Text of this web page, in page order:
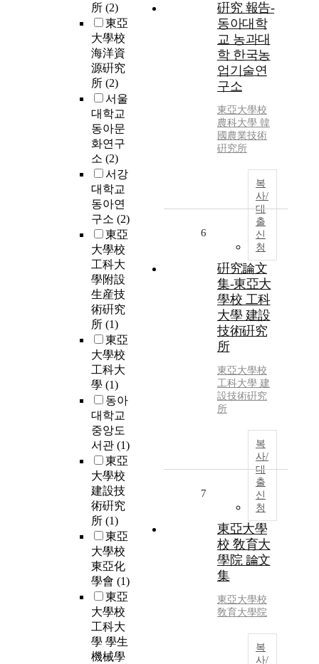
所 (2)
東亞
大學校
海洋資
源硏究
所 (2)
서울
대학교
동아문
화연구
소 (2)
서강
대학교
동아연
구소 (2)
東亞
大學校
工科大
學附設
生産技
術硏究
所 (1)
東亞
大學校
工科大
學 (1)
동아
대학교
중앙도
서관 (1)
東亞
大學校
建設技
術硏究
所 (1)
東亞
大學校
東亞化
學會 (1)
東亞
大學校
工科大
學 學生
機械學
硏究 報告-
동아대학
교 농과대
학 한국농
업기술연
구소
東亞大學校
農科大學 韓
國農業技術
硏究所
복
사/
대
출
신
청
6
硏究論文
集-東亞大
學校 工科
大學 建設
技術硏究
所
東亞大學校
工科大學 建
設技術硏究
所
복
사/
대
출
신
청
7
東亞大學
校 敎育大
學院 論文
集
東亞大學校
敎育大學院
복
사/